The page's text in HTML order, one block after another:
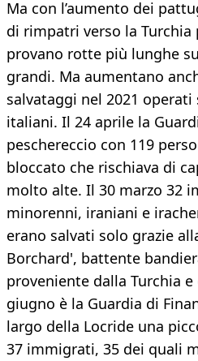
Ma con l’aumento dei
di rimpatri verso la
provano rotte più lunghe
grandi. Ma aumentano
salvataggi nel 2021
italiani. Il 24 aprile la
peschereccio con 119
bloccato che rischiava di
molto alte. Il 30 marzo 32
minorenni, iraniani e
erano salvati solo grazie
Borchard', battente
proveniente dalla Turchia
giugno è la Guardia di
largo della Locride una
37 immigrati, 35 dei quali